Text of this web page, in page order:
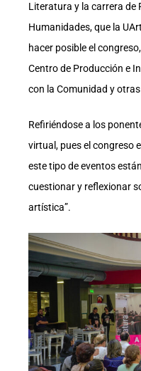
Literatura y la carrera de
Humanidades, que la
hacer posible el
Centro de Producción e
con la Comunidad y
Refiriéndose a los
virtual, pues el congreso
este tipo de eventos
cuestionar y reflexionar
artística”.